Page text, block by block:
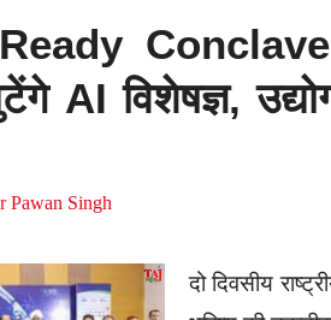
AI विशेषज्ञ,
Pawan Singh
दो दिवसीय